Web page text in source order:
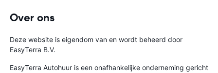
Over ons
Deze website is eigendom van en wordt beheerd door
EasyTerra B.V.
EasyTerra Autohuur is een onafhankelijke onderneming gericht